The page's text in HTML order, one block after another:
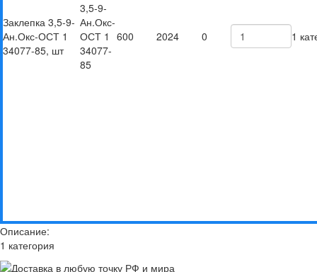
Заклепка 3,5-9-
Ан.Окс-ОСТ 1
34077-85, шт
3,5-9-
Ан.Окс-
ОСТ 1
34077-
85
600 2024 0 1
Описание:
1 категория